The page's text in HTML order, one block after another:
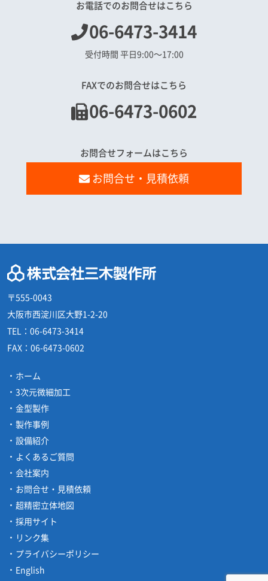
お電話でのお問合せはこちら
06-6473-3414
受付時間 平日9:00〜17:00
FAXでのお問合せはこちら
06-6473-0602
お問合せフォームはこちら
お問合せ・見積依頼
〒555-0043
大阪市西淀川区大野1-2-20
TEL： 06-6473-3414
FAX： 06-6473-0602
ホーム
3次元微細加工
金型製作
製作事例
設備紹介
よくあるご質問
会社案内
お問合せ・見積依頼
超精密立体地図
採用サイト
リンク集
プライバシーポリシー
English